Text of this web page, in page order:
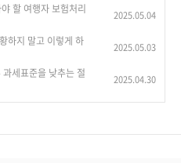
할 여행자 보험처리
2025.05.04
하지 말고 이렇게 하
2025.05.03
세표준을 낮추는 절
2025.04.30